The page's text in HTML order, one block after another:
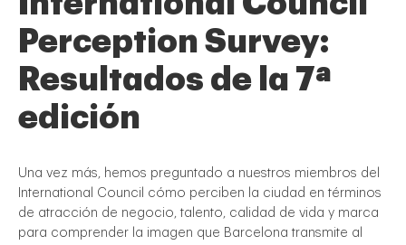
Perception Survey:
Resultados de la 7ª
edición
Una vez más, hemos preguntado a nuestros miembros del
International Council cómo perciben la ciudad en términos
de atracción de negocio, talento, calidad de vida y marca
para comprender la imagen que Barcelona transmite al